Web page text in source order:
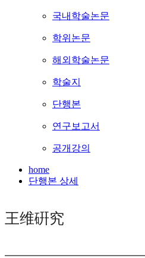
국내학술논문
학위논문
해외학술논문
학술지
단행본
연구보고서
공개강의
home
단행본 상세
王维硏究